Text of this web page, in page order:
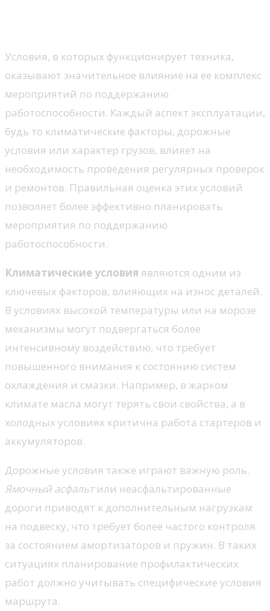
Условия, в которых функционирует техника,
оказывают значительное влияние на ее комплекс
мероприятий по поддержанию
работоспособности. Каждый аспект эксплуатации,
будь то климатические факторы, дорожные
условия или характер грузов, влияет на
необходимость проведения регулярных проверок
и ремонтов. Правильная оценка этих условий
позволяет более эффективно планировать
мероприятия по поддержанию
работоспособности.
Климатические условия являются одним из
ключевых факторов, влияющих на износ деталей.
В условиях высокой температуры или на морозе
механизмы могут подвергаться более
интенсивному воздействию, что требует
повышенного внимания к состоянию систем
охлаждения и смазки. Например, в жарком
климате масла могут терять свои свойства, а в
холодных условиях критична работа стартеров и
аккумуляторов.
Дорожные условия также играют важную роль.
Ямочный асфальтили неасфальтированные
дороги приводят к дополнительным нагрузкам
на подвеску, что требует более частого контроля
за состоянием амортизаторов и пружин. В таких
ситуациях планирование профилактических
работ должно учитывать специфические условия
маршрута.